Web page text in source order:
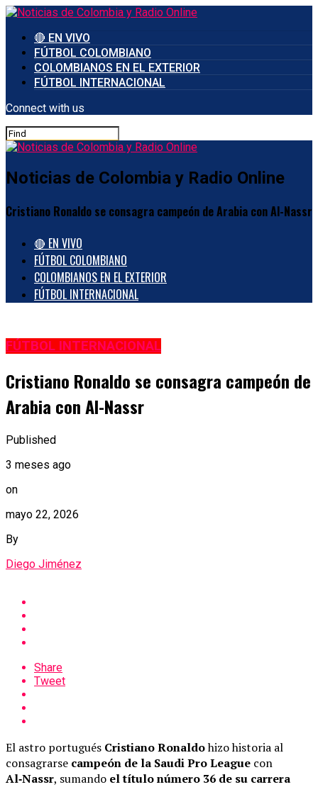
🔴 EN VIVO
FÚTBOL COLOMBIANO
COLOMBIANOS EN EL EXTERIOR
FÚTBOL INTERNACIONAL
Connect with us
Noticias de Colombia y Radio Online
Cristiano Ronaldo se consagra campeón de Arabia con Al-Nassr
🔴 EN VIVO
FÚTBOL COLOMBIANO
COLOMBIANOS EN EL EXTERIOR
FÚTBOL INTERNACIONAL
FÚTBOL INTERNACIONAL
Cristiano Ronaldo se consagra campeón de
Arabia con Al-Nassr
Published
3 meses ago
on
mayo 22, 2026
By
Diego Jiménez
Share
Tweet
El astro portugués Cristiano Ronaldohizo historia al
consagrarse campeón de la Saudi Pro League con
Al‑Nassr, sumando el título número 36 de su carrera